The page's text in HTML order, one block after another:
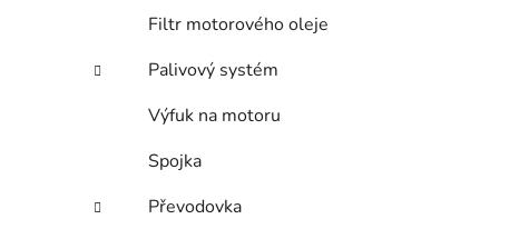
Filtr motorového oleje
Palivový systém
Výfuk na motoru
Spojka
Převodovka